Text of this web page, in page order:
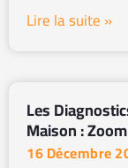
Lire la suite »
Les
Maison :
16 Décembre